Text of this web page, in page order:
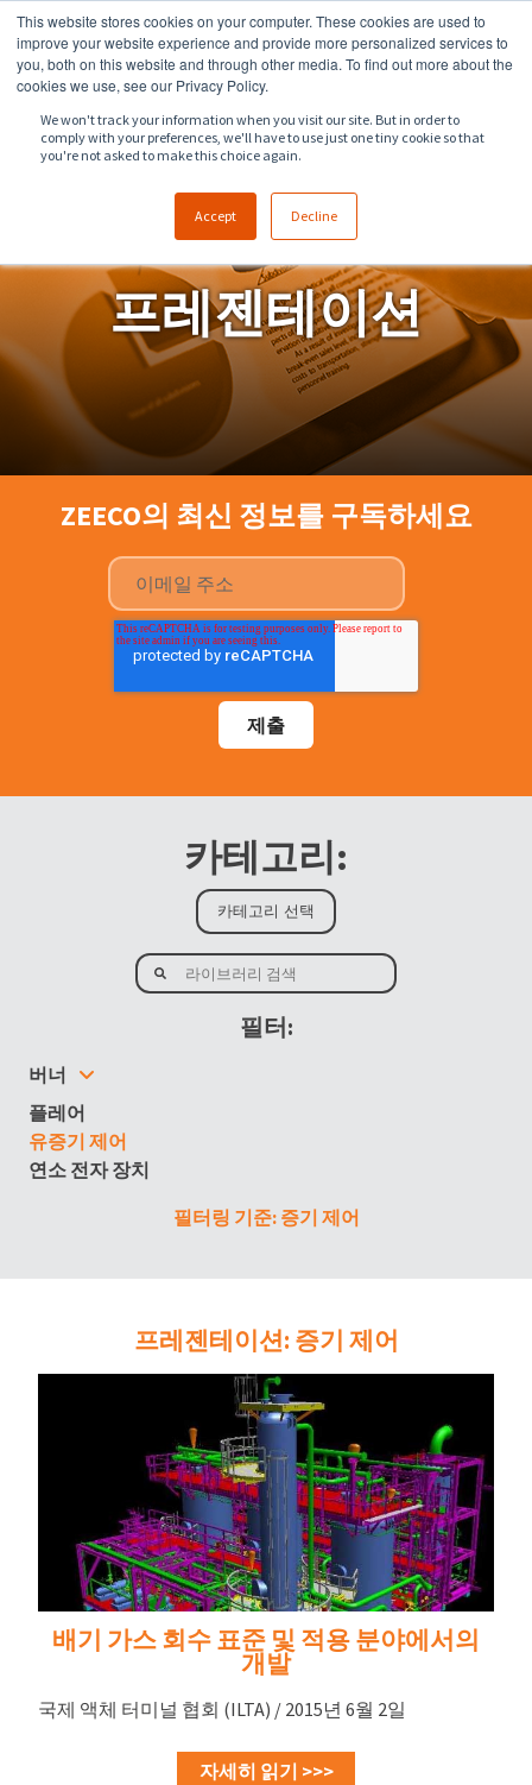
This website stores cookies on your computer. These cookies are used to
improve your website experience and provide more personalized services to
you, both on this website and through other media. To find out more about the
cookies we use, see our Privacy Policy.
We won't track your information when you visit our site. But in order to
comply with your preferences, we'll have to use just one tiny cookie so that
you're not asked to make this choice again.
Accept Decline
918.258.8551 sales@zeeco.com
프레젠테이션
ZEECO의 최신 정보를 구독하세요
카테고리:
필터:
버너
플레어
유증기 제어
연소 전자 장치
필터링 기준: 증기 제어
프레젠테이션: 증기 제어
배기 가스 회수 표준 및 적용 분야에서의
개발
국제 액체 터미널 협회 (ILTA) / 2015년 6월 2일
자세히 읽기 >>>